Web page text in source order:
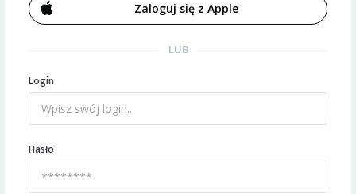
Zaloguj się z Apple
LUB
Login
Hasło